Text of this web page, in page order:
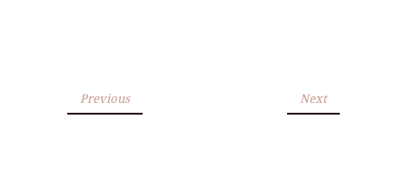
Previous Next